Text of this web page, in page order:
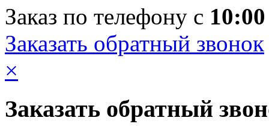
Заказ по телефону с 10:00
Заказать обратный звонок
×
Заказать обратный